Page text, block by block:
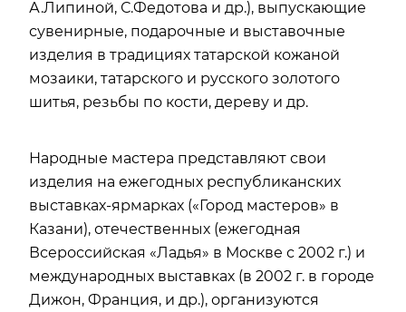
А.Липиной, С.Федотова и др.), выпускающие
сувенирные, подарочные и выставочные
изделия в традициях татарской кожаной
мозаики, татарского и русского золотого
шитья, резьбы по кости, дереву и др.
Народные мастера представляют свои
изделия на ежегодных республиканских
выставках-ярмарках («Город мастеров» в
Казани), отечественных (ежегодная
Всероссийская «Ладья» в Москве с 2002 г.) и
международных выставках (в 2002 г. в городе
Дижон, Франция, и др.), организуются